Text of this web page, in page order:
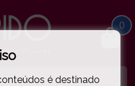
0
é destinado